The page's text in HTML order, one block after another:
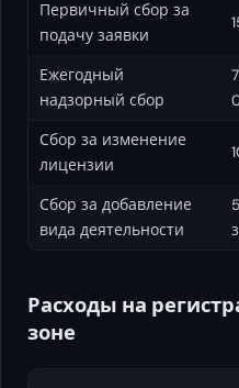
Первичный сбор за
подачу заявки
Ежегодный
надзорный сбор
Сбор за изменение
лицензии
Сбор за добавление
вида деятельности
Расходы на
зоне